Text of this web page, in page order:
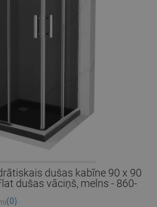
dušas kabīne 90 x 90
dušas vāciņš, melns - 860-
(0)